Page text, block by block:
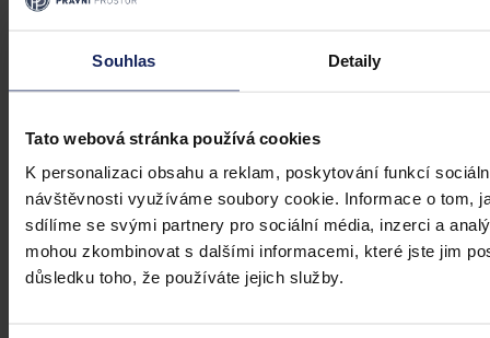
Souhlas Detaily
Tato webová stránka používá cookies
K personalizaci obsahu a reklam, poskytování funkcí
návštěvnosti využíváme soubory cookie. Informace o tom,
sdílíme se svými partnery pro sociální média, inzerci a
mohou zkombinovat s dalšími informacemi, které jste jim
důsledku toho, že používáte jejich služby.